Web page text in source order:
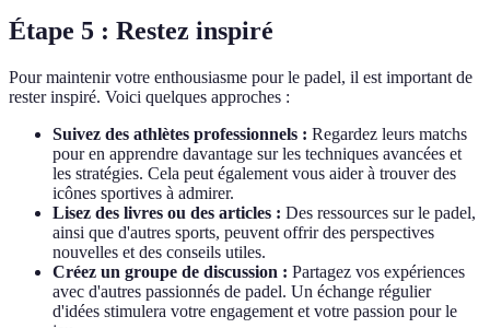
Étape 5 : Restez inspiré
Pour maintenir votre enthousiasme pour le padel, il est important de
rester inspiré. Voici quelques approches :
Suivez des athlètes professionnels : Regardez leurs matchs
pour en apprendre davantage sur les techniques avancées et
les stratégies. Cela peut également vous aider à trouver des
icônes sportives à admirer.
Lisez des livres ou des articles : Des ressources sur le padel,
ainsi que d'autres sports, peuvent offrir des perspectives
nouvelles et des conseils utiles.
Créez un groupe de discussion : Partagez vos expériences
avec d'autres passionnés de padel. Un échange régulier
d'idées stimulera votre engagement et votre passion pour le